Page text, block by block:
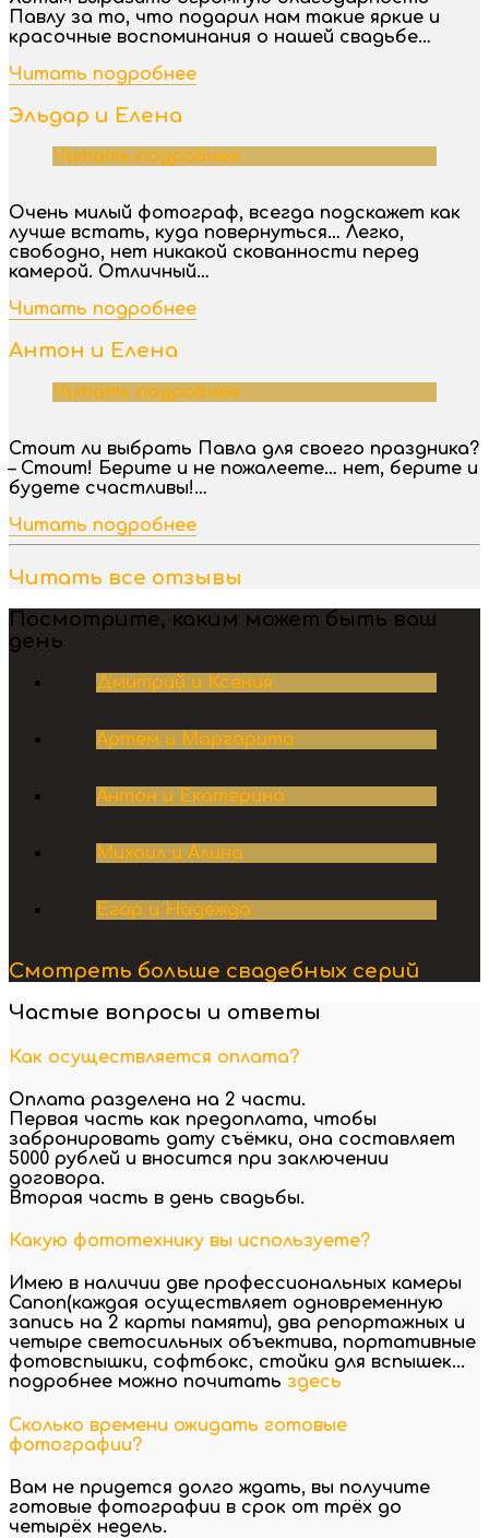
Павлу за то, что подарил нам такие яркие и
красочные воспоминания о нашей свадьбе…
Читать подробнее
Эльдар и Елена
Читать подробнее
Очень милый фотограф, всегда подскажет как
лучше встать, куда повернуться… Легко,
свободно, нет никакой скованности перед
камерой. Отличный…
Читать подробнее
Антон и Елена
Читать подробнее
Стоит ли выбрать Павла для своего праздника?
– Стоит! Берите и не пожалеете… нет, берите и
будете счастливы!…
Читать подробнее
Читать все отзывы
Посмотрите, каким может быть ваш
день
Дмитрий и Ксения
Артем и Маргарита
Антон и Екатерина
Михаил и Алина
Егор и Надежда
Смотреть больше свадебных серий
Частые вопросы и ответы
Как осуществляется оплата?
Оплата разделена на 2 части.
Первая часть как предоплата, чтобы
забронировать дату съёмки, она составляет
5000 рублей и вносится при заключении
договора.
Вторая часть в день свадьбы.
Какую фототехнику вы используете?
Имею в наличии две профессиональных камеры
Canon(каждая осуществляет одновременную
запись на 2 карты памяти), два репортажных и
четыре светосильных объектива, портативные
фотовспышки, софтбокс, стойки для вспышек...
подробнее можно почитать здесь
Сколько времени ожидать готовые
фотографии?
Вам не придется долго ждать, вы получите
готовые фотографии в срок от трёх до
четырёх недель.